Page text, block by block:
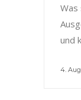
Was
und
4.